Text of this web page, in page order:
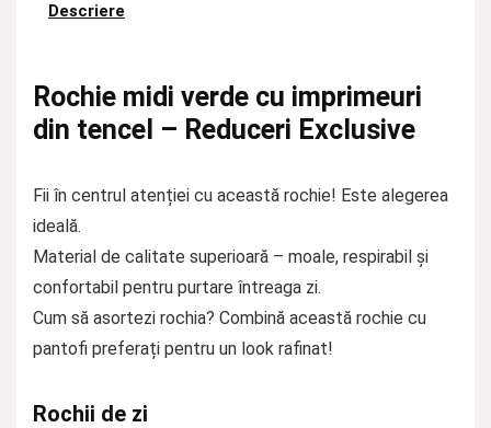
Descriere
Rochie midi verde cu imprimeuri
din tencel – Reduceri Exclusive
Fii în centrul atenției cu această rochie! Este alegerea
ideală.
Material de calitate superioară – moale, respirabil și
confortabil pentru purtare întreaga zi.
Cum să asortezi rochia? Combină această rochie cu
pantofi preferați pentru un look rafinat!
Rochii de zi